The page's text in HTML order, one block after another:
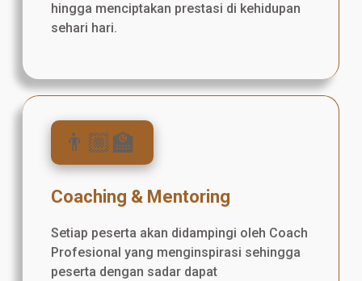
hingga menciptakan prestasi di kehidupan
sehari hari.
👨🏼‍🏫
Coaching & Mentoring
Setiap peserta akan didampingi oleh Coach
Profesional yang menginspirasi sehingga
peserta dengan sadar dapat